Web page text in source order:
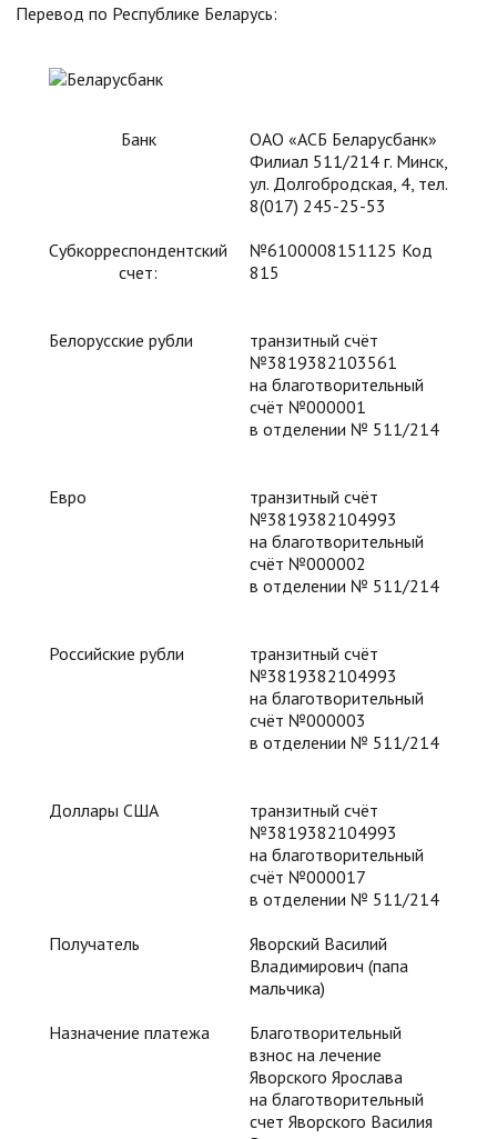
Перевод по Республике Беларусь:
Банк
ОАО «АСБ Беларусбанк»
Филиал 511/214 г. Минск,
ул. Долгобродская, 4, тел.
8(017) 245-25-53
Субкорреспондентский
счет:
№6100008151125 Код
815
Белорусские рубли
транзитный счёт
№3819382103561
на благотворительный
счёт №000001
в отделении № 511/214
Евро
транзитный счёт
№3819382104993
на благотворительный
счёт №000002
в отделении № 511/214
Российские рубли
транзитный счёт
№3819382104993
на благотворительный
счёт №000003
в отделении № 511/214
Доллары США
транзитный счёт
№3819382104993
на благотворительный
счёт №000017
в отделении № 511/214
Получатель
Яворский Василий
Владимирович (папа
мальчика)
Назначение платежа
Благотворительный
взнос на лечение
Яворского Ярослава
на благотворительный
счет Яворского Василия